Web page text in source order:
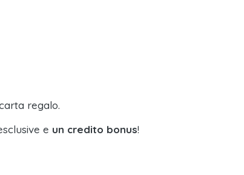
regalo.
e un credito bonus!